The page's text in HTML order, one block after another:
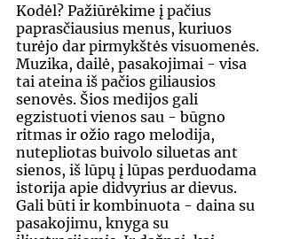
Kodėl? Pažiūrėkime į pačius
paprasčiausius menus, kuriuos
turėjo dar pirmykštės visuomenės.
Muzika, dailė, pasakojimai - visa
tai ateina iš pačios giliausios
senovės. Šios medijos gali
egzistuoti vienos sau - būgno
ritmas ir ožio rago melodija,
nutepliotas buivolo siluetas ant
sienos, iš lūpų į lūpas perduodama
istorija apie didvyrius ar dievus.
Gali būti ir kombinuota - daina su
pasakojimu, knyga su